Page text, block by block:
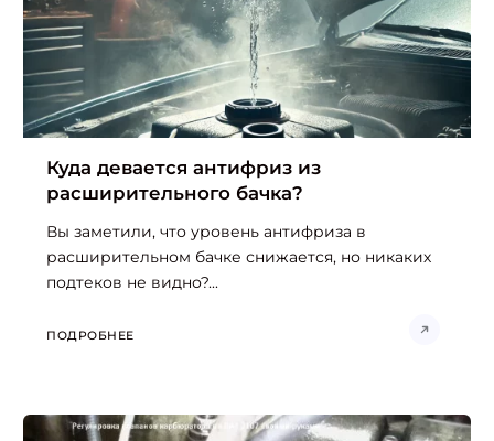
Куда девается антифриз из
расширительного бачка?
Вы заметили, что уровень антифриза в
расширительном бачке снижается, но никаких
подтеков не видно?...
ПОДРОБНЕЕ